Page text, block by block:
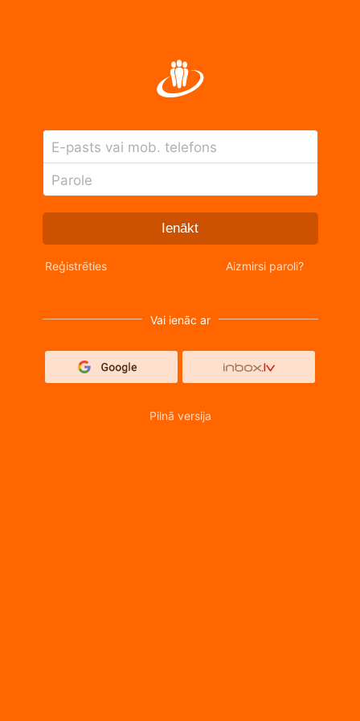
E-pasts vai mob. telefons
Parole
Ienākt
Reģistrēties Aizmirsi paroli?
Vai ienāc ar
Pilnā versija